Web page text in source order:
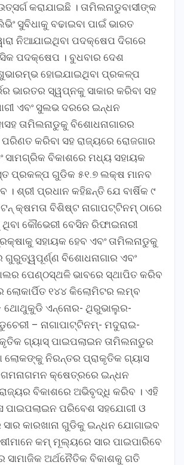
କରାଯାଇଛି । ତାମିଲନାଡୁବାସୀଙ୍କ
ସୁବିଧାକୁ ବଢାଇବା ପାଇଁ ଭାରତ
ନିଆଯାଇଥିବା ପଦକ୍ଷେପ ଦିଗରେ
ପଦକ୍ଷେପ । ବୁଧବାର ଦେଶ
ହୋଇଯାଇଥିବା ପ୍ରକଳ୍ପ
ଭାରତର ସ୍ୱପ୍ନକୁ ସାକାର କରିବା ସହ
ଏବଂ ସୁଲଭ ଦରରେ ଇନ୍ଧନ
ତାମିଲନାଡୁକୁ ବିଶୋଧନାଗାରର
କରିବା ସହ ରାଜ୍ୟରେ ରୋଜଗାର
ସାମଗ୍ରିକ ବିକାଶରେ ମଧ୍ୟ ସହାୟକ
ପ୍ରକଳ୍ପ ଗୁଡିକ ୫୧.୭ ଲକ୍ଷ ମାନବ
ଶ୍ରୀ ପ୍ରଧାନ କହିଛନ୍ତି ଯେ ବାର୍ଷିକ ୯
କ୍ଷମତା ବିଶିଷ୍ଟ ନାଗାପଟ୍ଟିନମ୍ ଠାରେ
କୌଭେରୀ ବେସିନ ରିଫାଇନାରୀ
ସହାୟକ ହେବ ଏବଂ ତାମିଲନାଡୁକୁ
ବିଶୋଧନାଗାର ଏବଂ
ପେଣ୍ଠସ୍ଥଳି ଭାବରେ ସ୍ଥାପିତ କରିବ
ଲୋକାର୍ପିତ ୧୪୪ କିଲୋମିଟର ଲମ୍ବ
ଥୋଥୁକୁଡି ଏନ୍ନୋର- ଥିରୁଭାଲୁର-
– ନାଗାପାଟ୍ଟିନମ୍‌- ମଦୁରାଇ-
ଗ୍ୟାସ୍ ପାଇପଲାଇନ ତାମିଲନାଡୁର
ଲୋକଙ୍କୁ ନିରନ୍ତର ପ୍ରାକୃତିକ ଗ୍ୟାସ
କ୍ଷେତ୍ରରେ ଇନ୍ଧନ
ବିକାଶରେ ଅଭିବୃଦ୍ଧି କରିବ । ଏହି
ପାଇପଲାଇନ ପରିବେଶ ସହଯୋଗୀ ଓ
କାରଖାନା ଗୁଡିକୁ ଇନ୍ଧନ ଯୋଗାଇବ
କମ୍ ମୂଲ୍ୟରେ ସାର ପାଇପାରିବେ
ସାମାଜିକ ଅର୍ଥନୈତିକ ବିକାଶକୁ ଗତି